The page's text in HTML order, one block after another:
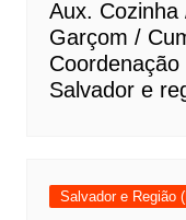
Aux.
Garçom /
Salvador e
Salvador e Região